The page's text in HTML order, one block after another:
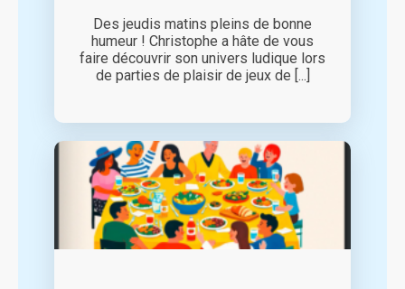
Des jeudis matins pleins de bonne
humeur ! Christophe a hâte de vous
faire découvrir son univers ludique lors
de parties de plaisir de jeux de [...]